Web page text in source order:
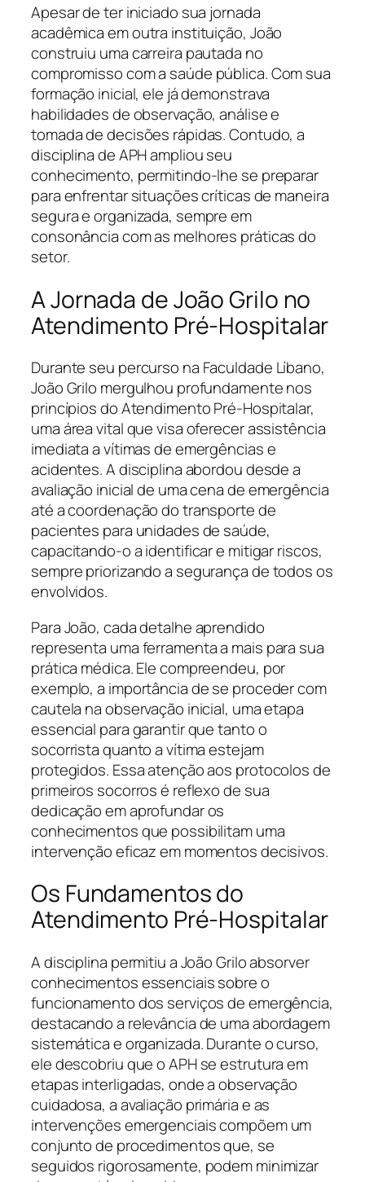
Apesar de ter iniciado sua jornada
acadêmica em outra instituição, João
construiu uma carreira pautada no
compromisso com a saúde pública. Com sua
formação inicial, ele já demonstrava
habilidades de observação, análise e
tomada de decisões rápidas. Contudo, a
disciplina de APH ampliou seu
conhecimento, permitindo-lhe se preparar
para enfrentar situações críticas de maneira
segura e organizada, sempre em
consonância com as melhores práticas do
setor.
A Jornada de João Grilo no
Atendimento Pré-Hospitalar
Durante seu percurso na Faculdade Líbano,
João Grilo mergulhou profundamente nos
princípios do Atendimento Pré-Hospitalar,
uma área vital que visa oferecer assistência
imediata a vítimas de emergências e
acidentes. A disciplina abordou desde a
avaliação inicial de uma cena de emergência
até a coordenação do transporte de
pacientes para unidades de saúde,
capacitando-o a identificar e mitigar riscos,
sempre priorizando a segurança de todos os
envolvidos.
Para João, cada detalhe aprendido
representa uma ferramenta a mais para sua
prática médica. Ele compreendeu, por
exemplo, a importância de se proceder com
cautela na observação inicial, uma etapa
essencial para garantir que tanto o
socorrista quanto a vítima estejam
protegidos. Essa atenção aos protocolos de
primeiros socorros é reflexo de sua
dedicação em aprofundar os
conhecimentos que possibilitam uma
intervenção eficaz em momentos decisivos.
Os Fundamentos do
Atendimento Pré-Hospitalar
A disciplina permitiu a João Grilo absorver
conhecimentos essenciais sobre o
funcionamento dos serviços de emergência,
destacando a relevância de uma abordagem
sistemática e organizada. Durante o curso,
ele descobriu que o APH se estrutura em
etapas interligadas, onde a observação
cuidadosa, a avaliação primária e as
intervenções emergenciais compõem um
conjunto de procedimentos que, se
seguidos rigorosamente, podem minimizar